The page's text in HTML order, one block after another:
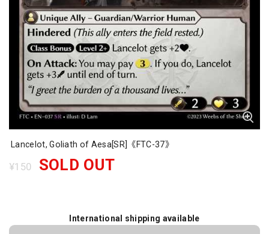
Lancelot, Goliath of Aesa[SR]《FTC-37》
¥150 SOLD OUT
International shipping available